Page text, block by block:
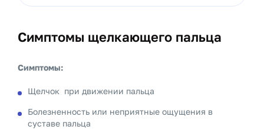
Симптомы щелкающего пальца
Симптомы:
Щелчок при движении пальца
Болезненность или неприятные ощущения в
суставе пальца